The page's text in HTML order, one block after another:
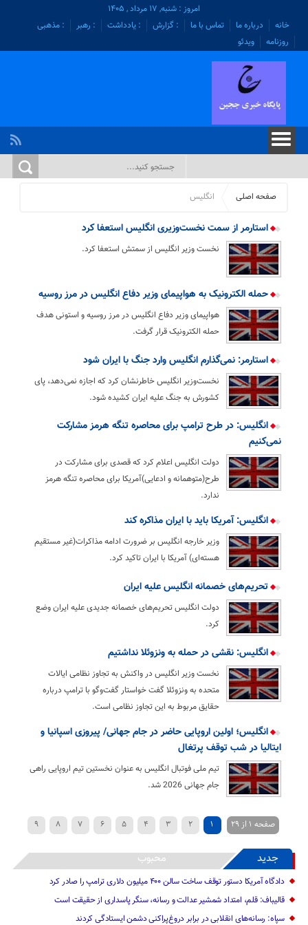
امروز : شنبه, ۱۷ مرداد , ۱۴۰۵
خانه
درباره ما تماس با ما : گزارش : یادداشت : رهبر
: مذهبی
روزنامه
ویدئو
صفحه اصلی انگلیس
استارمر از سمت نخست‌وزیری انگلیس استعفا کرد
نخست وزیر انگلیس از سمتش استعفا کرد.
حمله الکترونیک به هواپیمای وزیر دفاع انگلیس در مرز روسیه
هواپیمای وزیر دفاع انگلیس در مرز روسیه و استونی هدف
حمله الکترونیک قرار گرفت.
استارمر: نمی‌گذارم انگلیس وارد جنگ با ایران شود
نخست‌وزیر انگلیس خاطرنشان کرد که اجازه نمی‌دهد، پای
کشورش به جنگ علیه ایران کشیده شود.
انگلیس: در طرح ترامپ برای محاصره تنگه هرمز مشارکت
نمی‌کنیم
دولت انگلیس اعلام کرد که قصدی برای مشارکت در
طرح(متوهمانه و ادعایی)آمریکا برای محاصره تنگه هرمز
ندارد.
انگلیس: آمریکا باید با ایران مذاکره کند
وزیر خارجه انگلیس بر ضرورت ادامه مذاکرات(غیر مستقیم
هسته‌ای) آمریکا با ایران تاکید کرد.
تحریم‌های خصمانه انگلیس علیه ایران
دولت انگلیس تحریم‌های خصمانه جدیدی علیه ایران وضع
کرد.
انگلیس: نقشی در حمله به ونزوئلا نداشتیم
نخست وزیر انگلیس در واکنش به تجاوز نظامی ایالات
متحده به ونزوئلا گفت خواستار گفت‌وگو با ترامپ درباره
حقایق مربوط به این تجاوز نظامی است.
انگلیس؛ اولین اروپایی حاضر در جام جهانی/ پیروزی اسپانیا و
ایتالیا در شب توقف پرتغال
تیم ملی فوتبال انگلیس به عنوان نخستین تیم اروپایی راهی
جام جهانی 2026 شد.
صفحه 1 از 29 1
2
3
4
5
6
7
8
9
10
›
20
...
» جدید محبوب
دادگاه آمریکا دستور توقف ساخت سالن ۴۰۰ میلیون دلاری ترامپ را صادر کرد
قالیباف: قلم، امتداد شمشیر عدالت و رسانه، سنگر پاسداری از حقیقت است
سپاه: رسانه‌های انقلابی در برابر دروغ‌پراکنی دشمن ایستادگی کردند